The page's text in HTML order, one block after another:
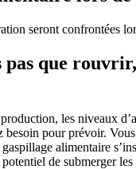
seront confrontées
que
les niveaux
pour prévoir.
alimentaire
de submerger